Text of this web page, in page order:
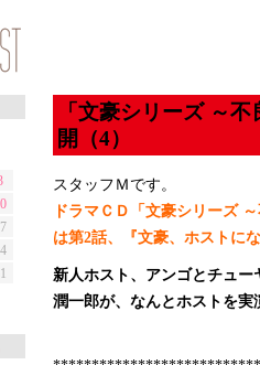
「文豪シリーズ ～
開（4）
スタッフＭです。
ドラマＣＤ「文豪シリーズ
は第2話、『文豪、ホストに
新人ホスト、アンゴとチュ
潤一郎が、なんとホストを実